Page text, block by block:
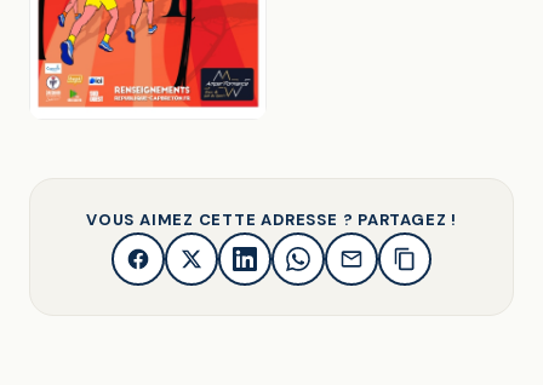
VOUS AIMEZ CETTE ADRESSE ? PARTAGEZ !